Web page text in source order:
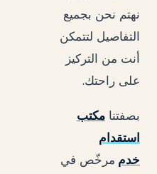
نهتم نحن بجميع
التفاصيل لتتمكن
أنت من التركيز
على راحتك.
بصفتنا مكتب
استقدام
خدم مرخّص في